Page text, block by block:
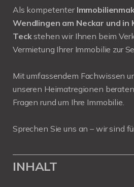
Als kompetenter
Wendlingen am Neckar und in
Teckstehen wir Ihnen beim
Vermietung Ihrer Immobilie zur
Mit umfassendem Fachwissen
unseren Heimatregionen
Fragen rund um Ihre Immobilie.
Sprechen Sie uns an – wir sind
INHALT